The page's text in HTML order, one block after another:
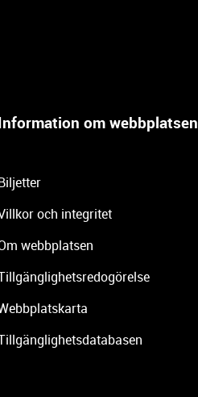
om webbplatsen
och integritet
webbplatsen